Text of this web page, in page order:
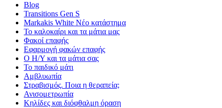
Blog
Transitions Gen S
Markakis White Νέο κατάστημα
Το καλοκαίρι και τα μάτια μας
Φακοί επαφής
Εφαρμογή φακών επαφής
Ο Η/Υ και τα μάτια σας
Το παιδικό μάτι
Αμβλυωπία
Στραβισμός. Ποια η θεραπεία;
Ανισομετρωπία
Κηλίδες και διόφθαλμη όραση